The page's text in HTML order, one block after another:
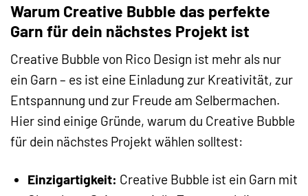
Warum Creative Bubble das perfekte
Garn für dein nächstes Projekt ist
Creative Bubble von Rico Design ist mehr als nur
ein Garn – es ist eine Einladung zur Kreativität, zur
Entspannung und zur Freude am Selbermachen.
Hier sind einige Gründe, warum du Creative Bubble
für dein nächstes Projekt wählen solltest:
Einzigartigkeit: Creative Bubble ist ein Garn mit